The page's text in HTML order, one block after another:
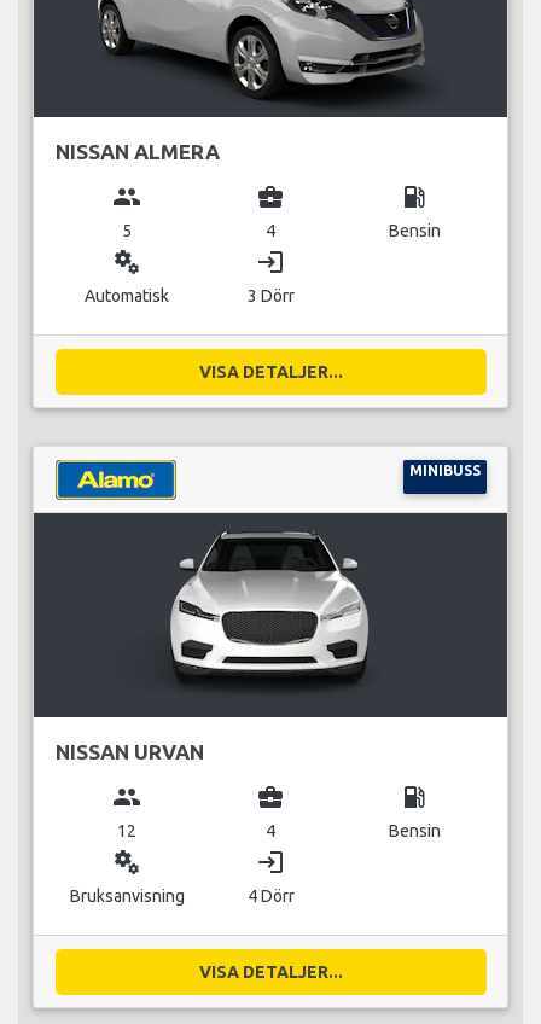
NISSAN ALMERA
group
5
business_center
4
local_gas_station
Bensin
miscellaneous_services
Automatisk
login
3 Dörr
VISA DETALJER...
MINIBUSS
NISSAN URVAN
group
12
business_center
4
local_gas_station
Bensin
miscellaneous_services
Bruksanvisning
login
4 Dörr
VISA DETALJER...